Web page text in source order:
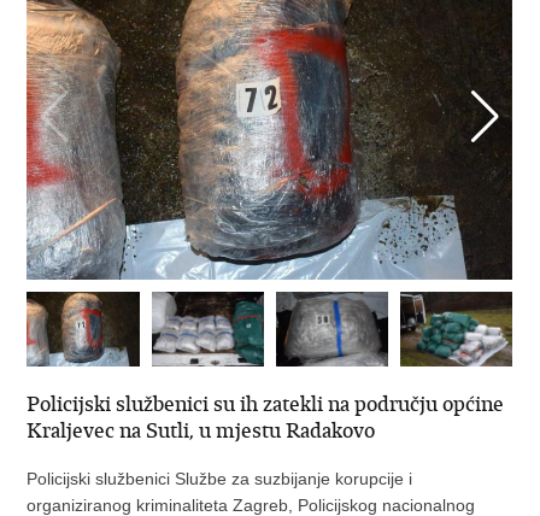
Policijski službenici su ih zatekli na području općine
Kraljevec na Sutli, u mjestu Radakovo
Policijski službenici Službe za suzbijanje korupcije i
organiziranog kriminaliteta Zagreb, Policijskog nacionalnog